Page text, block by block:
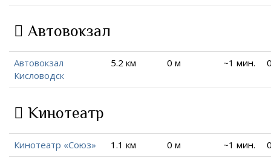
Автовокзал
Автовокзал
Кисловодск
5.2 км 0 м ~1 мин.
Кинотеатр
Кинотеатр «Союз» 1.1 км 0 м ~1 мин.